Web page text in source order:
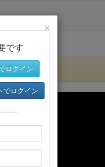
×
です
ログイン
でログイン